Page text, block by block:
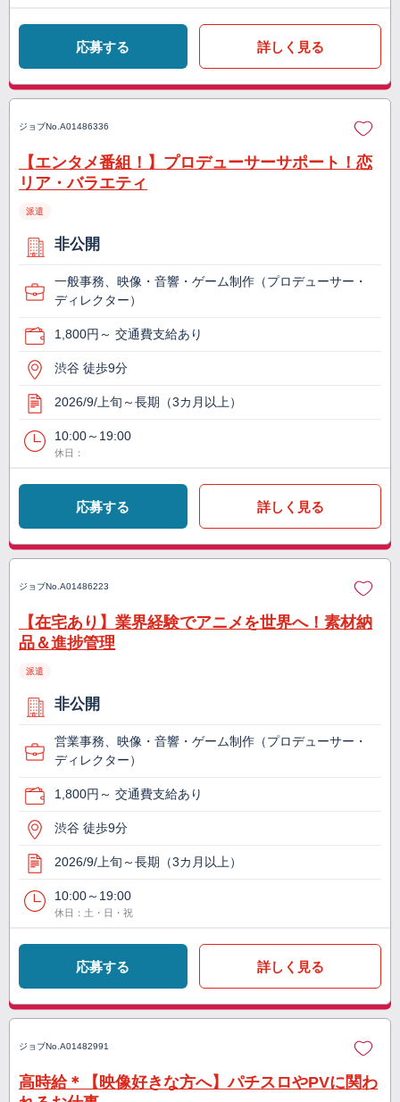
応募する 詳しく見る
ジョブNo. A01486336
【エンタメ番組！】プロデューサーサポート！恋
リア・バラエティ
派遣
非公開
一般事務、映像・音響・ゲーム制作（プロデューサー・
ディレクター）
1,800円～ 交通費支給あり
渋谷 徒歩9分
2026/9/上旬～長期（3カ月以上）
10:00～19:00
休日：
応募する 詳しく見る
ジョブNo. A01486223
【在宅あり】業界経験でアニメを世界へ！素材納
品＆進捗管理
派遣
非公開
営業事務、映像・音響・ゲーム制作（プロデューサー・
ディレクター）
1,800円～ 交通費支給あり
渋谷 徒歩9分
2026/9/上旬～長期（3カ月以上）
10:00～19:00
休日：土・日・祝
応募する 詳しく見る
ジョブNo. A01482991
高時給＊【映像好きな方へ】パチスロやPVに関わ